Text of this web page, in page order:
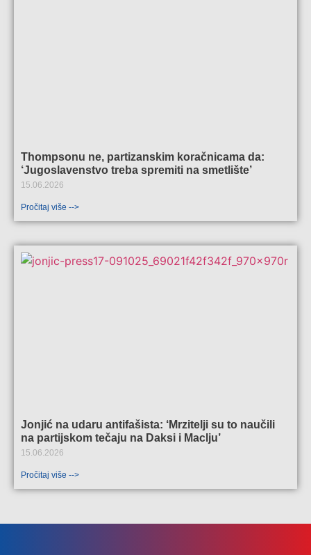
Thompsonu ne, partizanskim koračnicama da:
‘Jugoslavenstvo treba spremiti na smetlište’
15.06.2026
Pročitaj više -->
Jonjić na udaru antifašista: ‘Mrzitelji su to naučili
na partijskom tečaju na Daksi i Maclju’
15.06.2026
Pročitaj više -->